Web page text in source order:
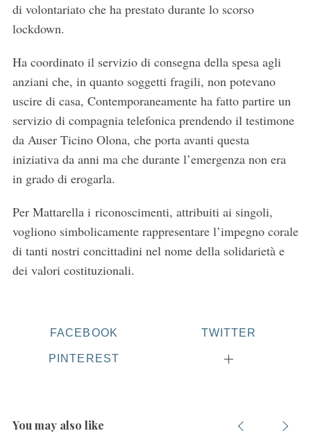
di volontariato che ha prestato durante lo scorso
lockdown.
Ha coordinato il servizio di consegna della spesa agli
anziani che, in quanto soggetti fragili, non potevano
uscire di casa, Contemporaneamente ha fatto partire un
servizio di compagnia telefonica prendendo il testimone
da Auser Ticino Olona, che porta avanti questa
iniziativa da anni ma che durante l’emergenza non era
in grado di erogarla.
Per Mattarella i riconoscimenti, attribuiti ai singoli,
vogliono simbolicamente rappresentare l’impegno corale
di tanti nostri concittadini nel nome della solidarietà e
dei valori costituzionali.
FACEBOOK TWITTER
PINTEREST
You may also like